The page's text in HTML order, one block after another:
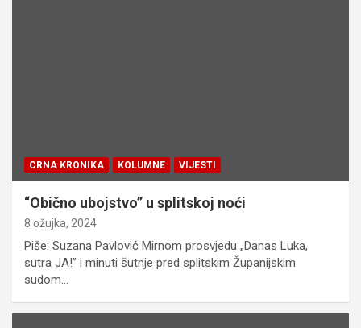
CRNA KRONIKA KOLUMNE VIJESTI
“Obično ubojstvo” u splitskoj noći
8 ožujka, 2024
Piše: Suzana Pavlović Mirnom prosvjedu „Danas Luka,
sutra JA!” i minuti šutnje pred splitskim Županijskim
sudom…